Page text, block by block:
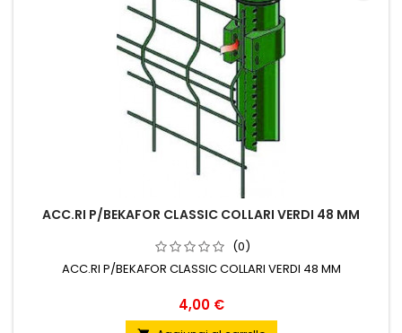
ACC.RI P/BEKAFOR CLASSIC COLLARI VERDI 48 MM
(0)
ACC.RI P/BEKAFOR CLASSIC COLLARI VERDI 48 MM
Prezzo
4,00 €